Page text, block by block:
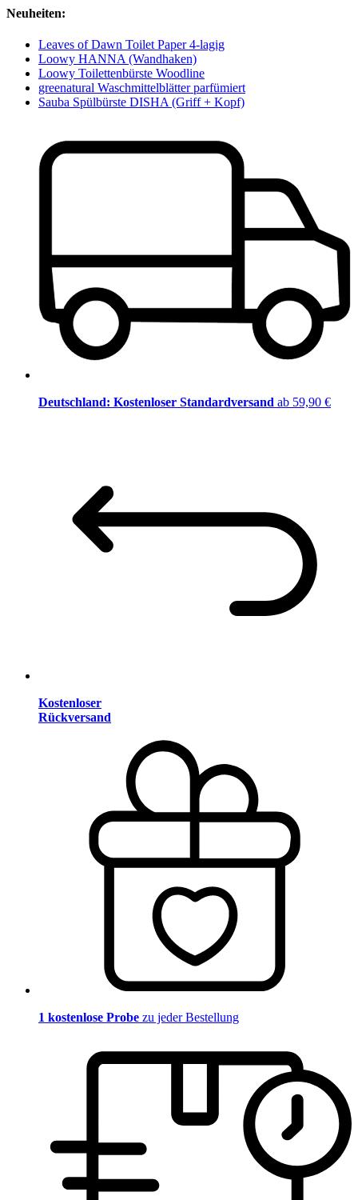
Neuheiten:
Leaves of Dawn Toilet Paper 4-lagig
Loowy HANNA (Wandhaken)
Loowy Toilettenbürste Woodline
greenatural Waschmittelblätter parfümiert
Sauba Spülbürste DISHA (Griff + Kopf)
Deutschland: Kostenloser Standardversand ab 59,90 €
Kostenloser
Rückversand
1 kostenlose Probe zu jeder Bestellung